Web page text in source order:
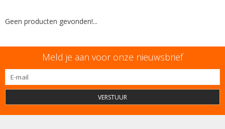
Geen producten gevonden!...
Meld je aan voor onze nieuwsbrief
VERSTUUR